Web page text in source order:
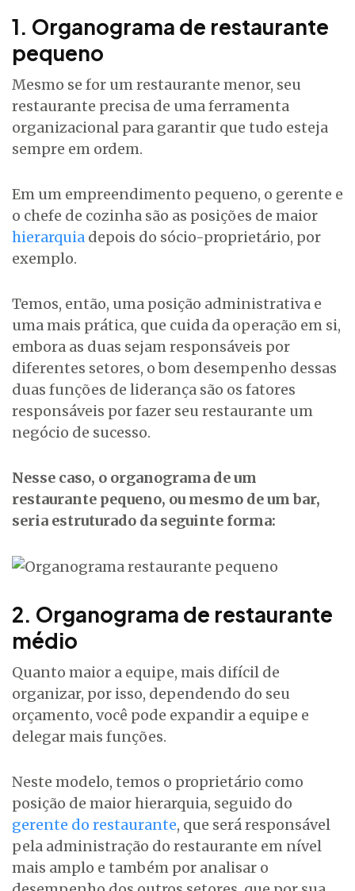
1. Organograma de restaurante
pequeno
Mesmo se for um restaurante menor, seu
restaurante precisa de uma ferramenta
organizacional para garantir que tudo esteja
sempre em ordem.
Em um empreendimento pequeno, o gerente e
o chefe de cozinha são as posições de maior
hierarquia depois do sócio-proprietário, por
exemplo.
Temos, então, uma posição administrativa e
uma mais prática, que cuida da operação em si,
embora as duas sejam responsáveis por
diferentes setores, o bom desempenho dessas
duas funções de liderança são os fatores
responsáveis por fazer seu restaurante um
negócio de sucesso.
Nesse caso, o organograma de um
restaurante pequeno, ou mesmo de um bar,
seria estruturado da seguinte forma:
2. Organograma de restaurante
médio
Quanto maior a equipe, mais difícil de
organizar, por isso, dependendo do seu
orçamento, você pode expandir a equipe e
delegar mais funções.
Neste modelo, temos o proprietário como
posição de maior hierarquia, seguido do
gerente do restaurante, que será responsável
pela administração do restaurante em nível
mais amplo e também por analisar o